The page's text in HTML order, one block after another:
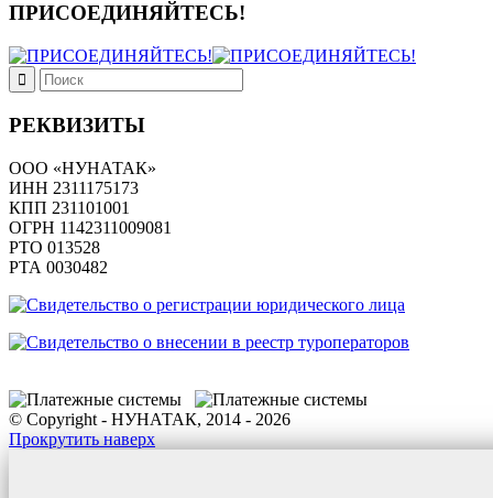
ПРИСОЕДИНЯЙТЕСЬ!
РЕКВИЗИТЫ
ООО «НУНАТАК»
ИНН 2311175173
КПП 231101001
ОГРН 1142311009081
PTO 013528
РТА 0030482
© Copyright - НУНАТАК, 2014 - 2026
Прокрутить наверх